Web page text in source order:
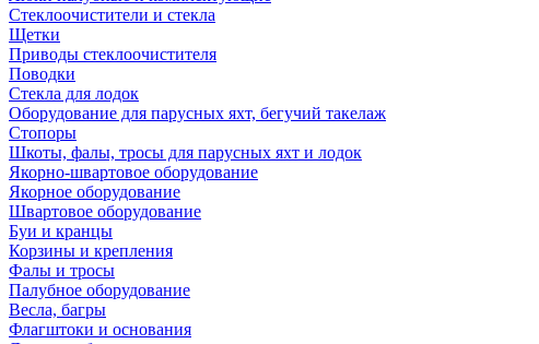
Стеклоочистители и стекла
Щетки
Приводы стеклоочистителя
Поводки
Стекла для лодок
Оборудование для парусных яхт, бегучий такелаж
Стопоры
Шкоты, фалы, тросы для парусных яхт и лодок
Якорно-швартовое оборудование
Якорное оборудование
Швартовое оборудование
Буи и кранцы
Корзины и крепления
Фалы и тросы
Палубное оборудование
Весла, багры
Флагштоки и основания